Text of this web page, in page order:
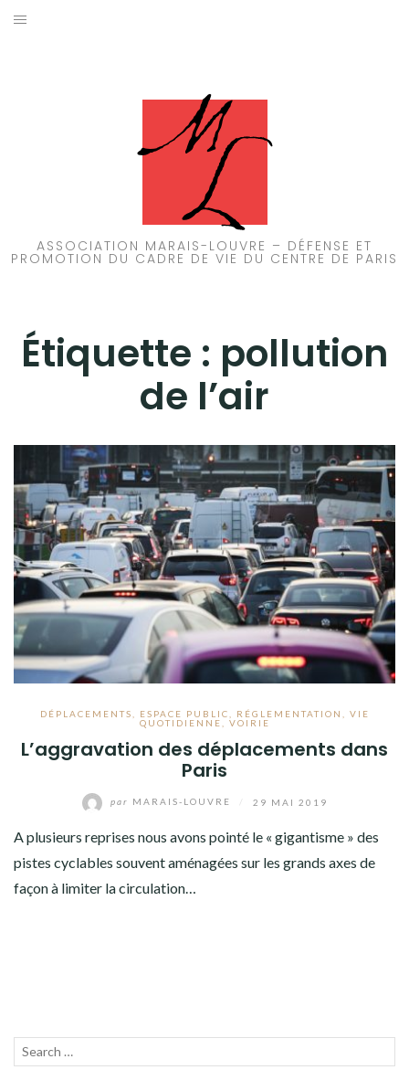
Aller
ASSOCIATION MARAIS-LOUVRE – DÉFENSE ET
PROMOTION DU CADRE DE VIE DU CENTRE DE PARIS
Étiquette : pollution
de l’air
DÉPLACEMENTS ESPACE PUBLIC RÉGLEMENTATION
VIE
QUOTIDIENNE
VOIRIE
L’aggravation des déplacements dans
Paris
par MARAIS-LOUVRE 29 MAI 2019
A plusieurs reprises nous avons pointé le « gigantisme » des
pistes cyclables souvent aménagées sur les grands axes de
façon à limiter la circulation…
Recherche